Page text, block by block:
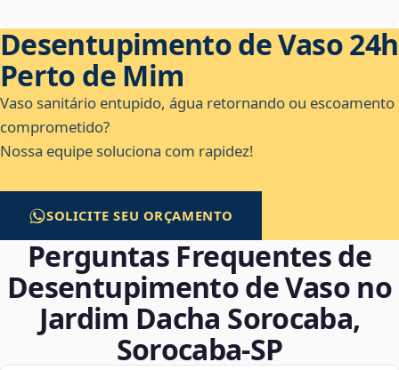
Desentupimento de Vaso 24h
Perto de Mim
Vaso sanitário entupido, água retornando ou escoamento
comprometido?
Nossa equipe soluciona com rapidez!
SOLICITE SEU ORÇAMENTO
Perguntas Frequentes de
Desentupimento de Vaso no
Jardim Dacha Sorocaba,
Sorocaba‑SP